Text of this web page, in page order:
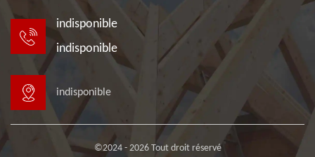
indisponible
indisponible
indisponible
©2024 - 2026 Tout droit réservé